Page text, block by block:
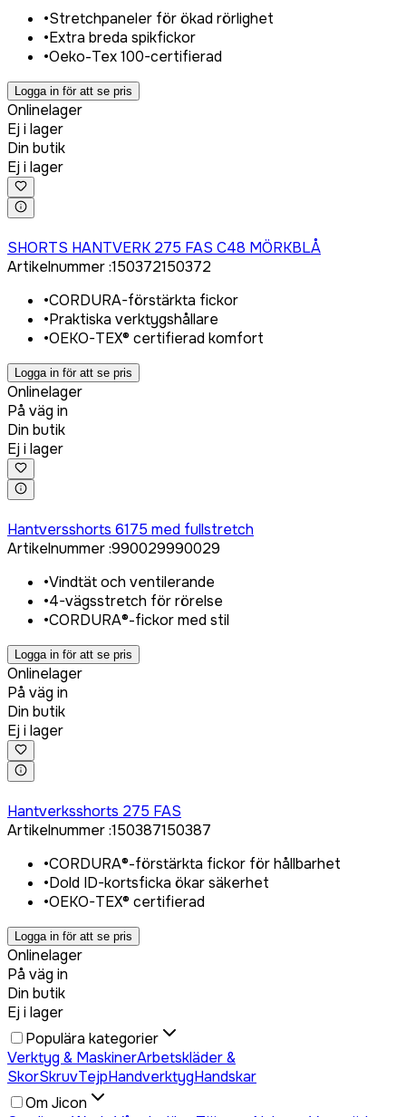
•Stretchpaneler för ökad rörlighet
•Extra breda spikfickor
•Oeko-Tex 100-certifierad
Logga in för att se pris
Onlinelager
Ej i lager
Din butik
Ej i lager
SHORTS HANTVERK 275 FAS C48 MÖRKBLÅ
Artikelnummer:150372150372
•CORDURA-förstärkta fickor
•Praktiska verktygshållare
•OEKO-TEX® certifierad komfort
Logga in för att se pris
Onlinelager
På väg in
Din butik
Ej i lager
Hantversshorts 6175 med fullstretch
Artikelnummer:990029990029
•Vindtät och ventilerande
•4-vägsstretch för rörelse
•CORDURA®-fickor med stil
Logga in för att se pris
Onlinelager
På väg in
Din butik
Ej i lager
Hantverksshorts 275 FAS
Artikelnummer:150387150387
•CORDURA®-förstärkta fickor för hållbarhet
•Dold ID-kortsficka ökar säkerhet
•OEKO-TEX® certifierad
Logga in för att se pris
Onlinelager
På väg in
Din butik
Ej i lager
Populära kategorier
Verktyg & MaskinerArbetskläder &
SkorSkruvTejpHandverktygHandskar
Om Jicon